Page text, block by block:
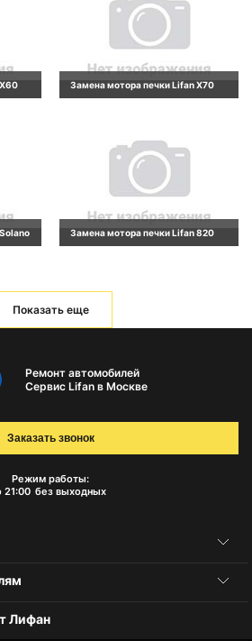
Замена мотора печки Lifan X70
Замена мотора печки Lifan 820
Показать еще
Ремонт автомобилей
Сервис Lifan в Москве
Режим работы:
21:00 без выходных
Заказать звонок
Лифан